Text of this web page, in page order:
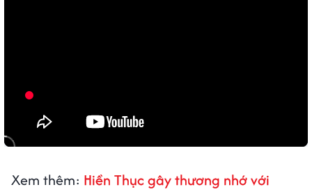
Xem thêm: Hiền Thục gây thương nhớ với